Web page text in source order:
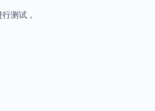
测试，